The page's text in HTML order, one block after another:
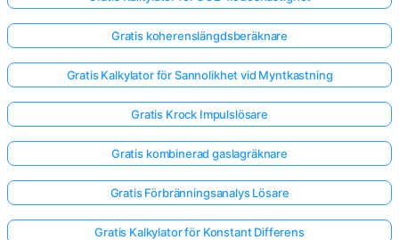
Gratis koherenslängdsberäknare
Gratis Kalkylator för Sannolikhet vid Myntkastning
Gratis Krock Impulslösare
Gratis kombinerad gaslagräknare
Gratis Förbränningsanalys Lösare
Gratis Kalkylator för Konstant Differens